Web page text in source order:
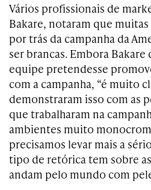
Vários profissionais de
Bakare, notaram que
por trás da campanha da
ser brancas. Embora
equipe pretendesse
com a campanha, “é muito
demonstraram isso com as
que trabalharam na
ambientes muito
precisamos levar mais a
tipo de retórica tem sobre
andam pelo mundo com